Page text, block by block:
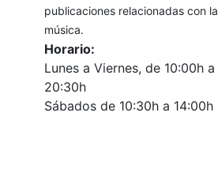
publicaciones relacionadas con la
música.
Horario:
Lunes a Viernes, de 10:00h a
20:30h
Sábados de 10:30h a 14:00h